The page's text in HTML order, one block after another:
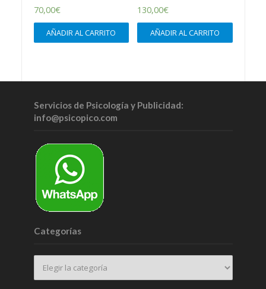
70,00€
AÑADIR AL CARRITO
130,00€
AÑADIR AL CARRITO
Servicios de Psicología y Publicidad:
info@psicopico.com
Categorías